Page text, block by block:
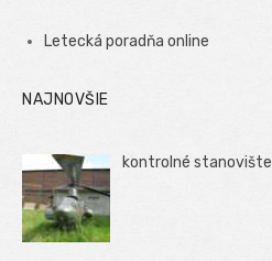
Letecká poradňa online
NAJNOVŠIE
kontrolné stanovište